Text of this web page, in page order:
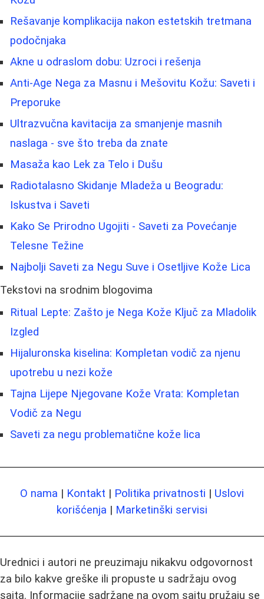
Rešavanje komplikacija nakon estetskih tretmana
podočnjaka
Akne u odraslom dobu: Uzroci i rešenja
Anti-Age Nega za Masnu i Mešovitu Kožu: Saveti i
Preporuke
Ultrazvučna kavitacija za smanjenje masnih
naslaga - sve što treba da znate
Masaža kao Lek za Telo i Dušu
Radiotalasno Skidanje Mladeža u Beogradu:
Iskustva i Saveti
Kako Se Prirodno Ugojiti - Saveti za Povećanje
Telesne Težine
Najbolji Saveti za Negu Suve i Osetljive Kože Lica
Tekstovi na srodnim blogovima
Ritual Lepte: Zašto je Nega Kože Ključ za Mladolik
Izgled
Hijaluronska kiselina: Kompletan vodič za njenu
upotrebu u nezi kože
Tajna Lijepe Njegovane Kože Vrata: Kompletan
Vodič za Negu
Saveti za negu problematične kože lica
O nama | Kontakt | Politika privatnosti | Uslovi
korišćenja | Marketinški servisi
Urednici i autori ne preuzimaju nikakvu odgovornost
za bilo kakve greške ili propuste u sadržaju ovog
sajta. Informacije sadržane na ovom sajtu pružaju se